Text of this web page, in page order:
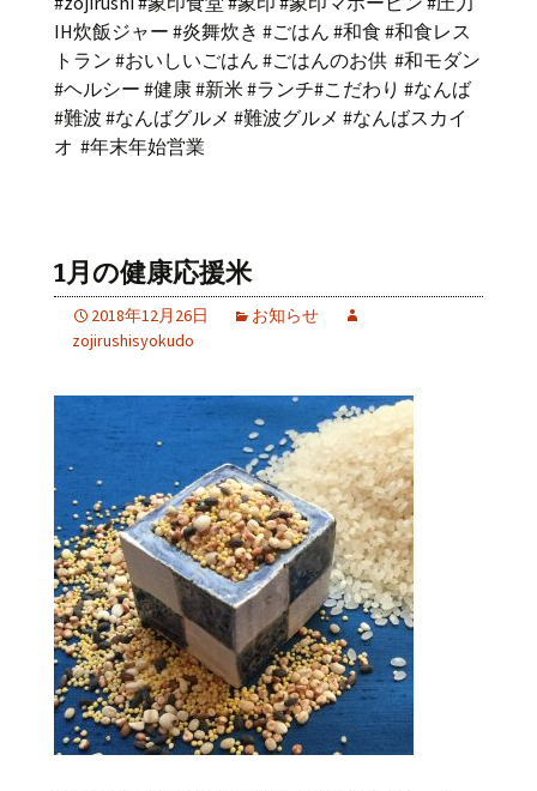
IH炊飯ジャー #炎舞炊き #ごはん #和食 #和食レス
トラン #おいしいごはん #ごはんのお供 #和モダン
#ヘルシー #健康 #新米 #ランチ#こだわり #なんば
#難波 #なんばグルメ #難波グルメ #なんばスカイ
オ #年末年始営業
1月の健康応援米
2018年12月26日
お知らせ
zojirushisyokudo